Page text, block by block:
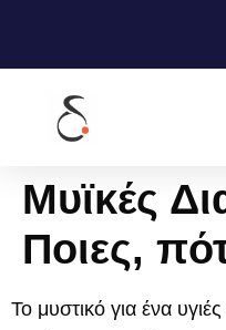
Μυϊκές
Ποιες,
Το μυστικό για ένα